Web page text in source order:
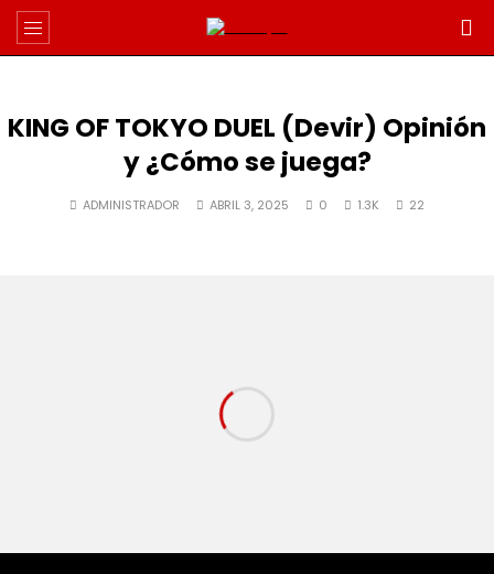
KING OF TOKYO DUEL (Devir) Opinión
y ¿Cómo se juega?
ADMINISTRADOR ABRIL 3, 2025 0 1.3K 22